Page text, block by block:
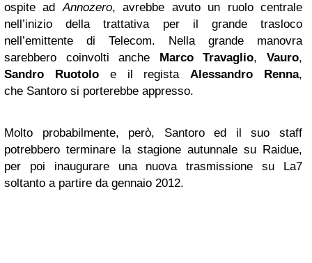
ospite adAnnozero, avrebbe avuto un ruolo centrale
nell’inizio della trattativa per il grande trasloco
nell’emittente di Telecom. Nella grande manovra
sarebbero coinvolti anche
Marco Travaglio,Vauro,
Sandro Ruotoloe il registaAlessandro Renna,
che Santoro si porterebbe appresso.
Molto probabilmente, però, Santoro ed il suo staff
potrebbero terminare la stagione autunnale su Raidue,
per poi inaugurare una nuova trasmissione su La7
soltanto a partire da gennaio 2012.